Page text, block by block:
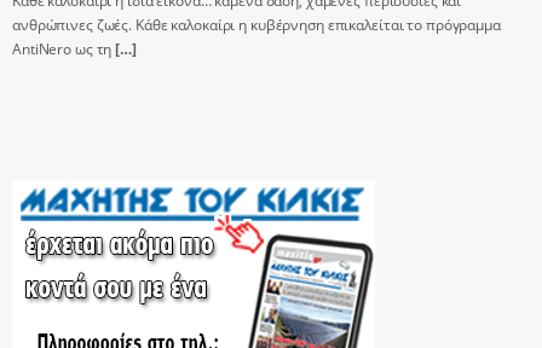
ανθρώπινες ζωές. Κάθε καλοκαίρι η κυβέρνηση επικαλείται το πρόγραμμα
AntiNero ως τη[…]